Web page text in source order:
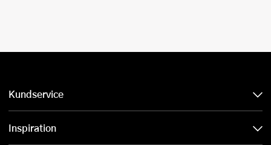
Kundservice
Inspiration